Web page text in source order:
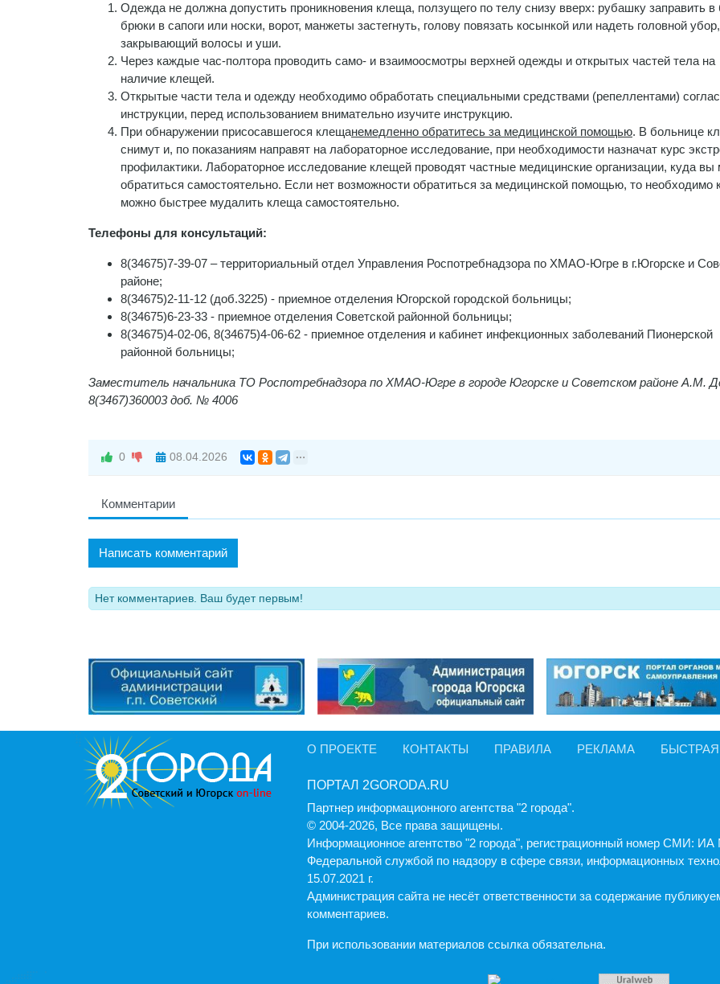
Одежда не должна допустить проникновения клеща, ползущего по телу снизу вверх: рубашку заправить в
брюки в сапоги или носки, ворот, манжеты застегнуть, голову повязать косынкой или надеть головной убор,
закрывающий волосы и уши.
Через каждые час-полтора проводить само- и взаимоосмотры верхней одежды и открытых частей тела на
наличие клещей.
Открытые части тела и одежду необходимо обработать специальными средствами (репеллентами)
инструкции, перед использованием внимательно изучите инструкцию.
При обнаружении присосавшегося клещанемедленно обратитесь за медицинской помощью. В больнице
снимут и, по показаниям направят на лабораторное исследование, при необходимости назначат курс
профилактики. Лабораторное исследование клещей проводят частные медицинские организации, куда вы
обратиться самостоятельно. Если нет возможности обратиться за медицинской помощью, то необходимо
можно быстрее мудалить клеща самостоятельно.
Телефоны для консультаций:
8(34675)7-39-07 – территориальный отдел Управления Роспотребнадзора по ХМАО-Югре в г.Югорске и
районе;
8(34675)2-11-12 (доб.3225) - приемное отделения Югорской городской больницы;
8(34675)6-23-33 - приемное отделения Советской районной больницы;
8(34675)4-02-06, 8(34675)4-06-62 - приемное отделения и кабинет инфекционных заболеваний Пионерской
районной больницы;
Заместитель начальника ТО Роспотребнадзора по ХМАО-Югре в городе Югорске и Советском районе А.М.
8(3467)360003 доб. № 4006
0 08.04.2026
Комментарии
Написать комментарий
Нет комментариев. Ваш будет первым!
О ПРОЕКТЕ КОНТАКТЫ ПРАВИЛА РЕКЛАМА
ПОРТАЛ 2GORODA.RU
Партнер информационного агентства "2 города".
© 2004-2026, Все права защищены.
Информационное агентство "2 города", регистрационный номер СМИ:
Федеральной службой по надзору в сфере связи, информационных
15.07.2021 г.
Администрация cайта не несёт ответственности за содержание
комментариев.
При использовании материалов ссылка обязательна.